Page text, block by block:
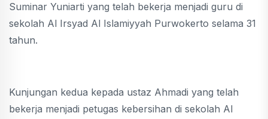
Suminar Yuniarti yang telah bekerja menjadi guru di
sekolah Al Irsyad Al Islamiyyah Purwokerto selama 31
tahun.
Kunjungan kedua kepada ustaz Ahmadi yang telah
bekerja menjadi petugas kebersihan di sekolah Al